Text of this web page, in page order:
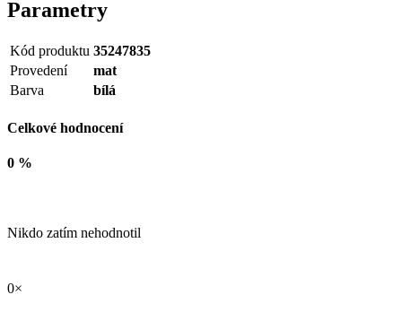
Parametry
Kód produktu 35247835
Provedení
mat
Barva
bílá
Celkové hodnocení
0 %
Nikdo zatím nehodnotil
0×